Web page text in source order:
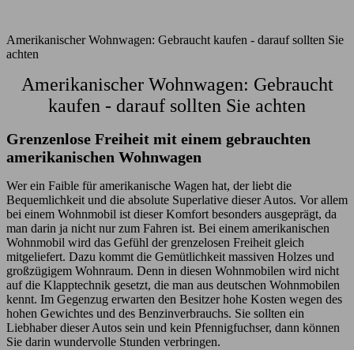
Amerikanischer Wohnwagen: Gebraucht kaufen - darauf sollten Sie
achten
Amerikanischer Wohnwagen: Gebraucht
kaufen - darauf sollten Sie achten
Grenzenlose Freiheit mit einem gebrauchten
amerikanischen Wohnwagen
Wer ein Faible für amerikanische Wagen hat, der liebt die
Bequemlichkeit und die absolute Superlative dieser Autos. Vor allem
bei einem Wohnmobil ist dieser Komfort besonders ausgeprägt, da
man darin ja nicht nur zum Fahren ist. Bei einem amerikanischen
Wohnmobil wird das Gefühl der grenzelosen Freiheit gleich
mitgeliefert. Dazu kommt die Gemütlichkeit massiven Holzes und
großzügigem Wohnraum. Denn in diesen Wohnmobilen wird nicht
auf die Klapptechnik gesetzt, die man aus deutschen Wohnmobilen
kennt. Im Gegenzug erwarten den Besitzer hohe Kosten wegen des
hohen Gewichtes und des Benzinverbrauchs. Sie sollten ein
Liebhaber dieser Autos sein und kein Pfennigfuchser, dann können
Sie darin wundervolle Stunden verbringen.